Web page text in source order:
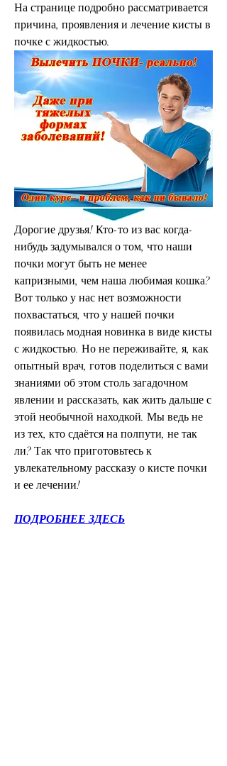
На странице подробно рассматривается
причина, проявления и лечение кисты в
почке с жидкостью.
Дорогие друзья! Кто-то из вас когда-
нибудь задумывался о том, что наши
почки могут быть не менее
капризными, чем наша любимая кошка?
Вот только у нас нет возможности
похвастаться, что у нашей почки
появилась модная новинка в виде кисты
с жидкостью. Но не переживайте, я, как
опытный врач, готов поделиться с вами
знаниями об этом столь загадочном
явлении и рассказать, как жить дальше с
этой необычной находкой. Мы ведь не
из тех, кто сдаётся на полпути, не так
ли? Так что приготовьтесь к
увлекательному рассказу о кисте почки
и ее лечении!
ПОДРОБНЕЕ ЗДЕСЬ